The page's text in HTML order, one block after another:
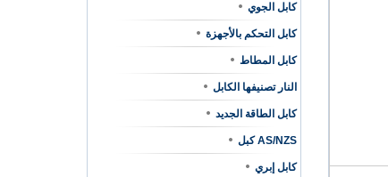
كابل الجوي
كابل التحكم بالأجهزة
كابل المطاط
النار تصنيفها الكابل
كابل الطاقة الجديد
AS/NZS كبل
كابل إبري